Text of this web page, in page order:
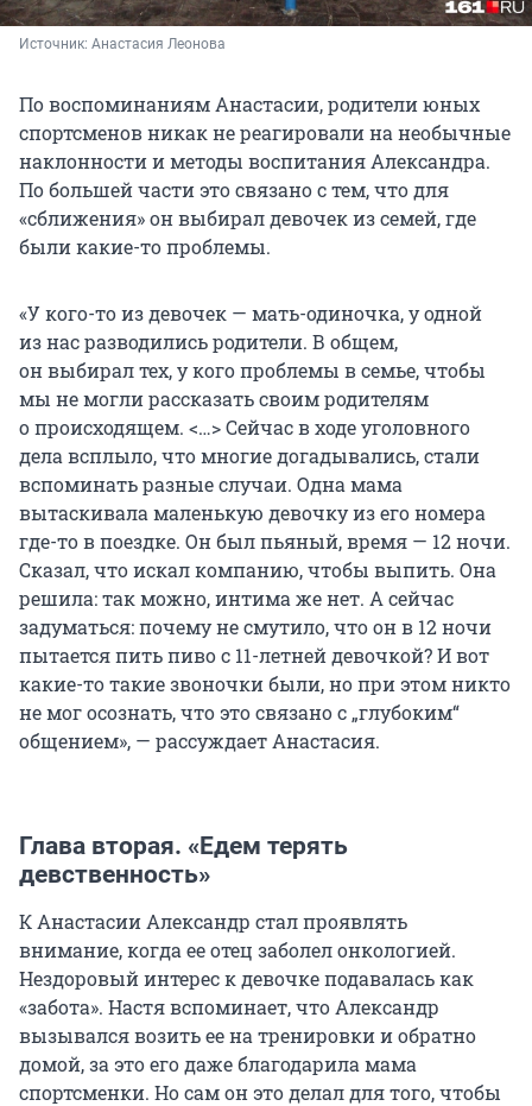
Источник: Анастасия Леонова
По воспоминаниям Анастасии, родители юных
спортсменов никак не реагировали на необычные
наклонности и методы воспитания Александра.
По большей части это связано с тем, что для
«сближения» он выбирал девочек из семей, где
были какие-то проблемы.
«У кого-то из девочек — мать-одиночка, у одной
из нас разводились родители. В общем,
он выбирал тех, у кого проблемы в семье, чтобы
мы не могли рассказать своим родителям
о происходящем. <…> Сейчас в ходе уголовного
дела всплыло, что многие догадывались, стали
вспоминать разные случаи. Одна мама
вытаскивала маленькую девочку из его номера
где-то в поездке. Он был пьяный, время — 12 ночи.
Сказал, что искал компанию, чтобы выпить. Она
решила: так можно, интима же нет. А сейчас
задуматься: почему не смутило, что он в 12 ночи
пытается пить пиво с 11-летней девочкой? И вот
какие-то такие звоночки были, но при этом никто
не мог осознать, что это связано с „глубоким“
общением», — рассуждает Анастасия.
Глава вторая. «Едем терять
девственность»
К Анастасии Александр стал проявлять
внимание, когда ее отец заболел онкологией.
Нездоровый интерес к девочке подавалась как
«забота». Настя вспоминает, что Александр
вызывался возить ее на тренировки и обратно
домой, за это его даже благодарила мама
спортсменки. Но сам он это делал для того, чтобы